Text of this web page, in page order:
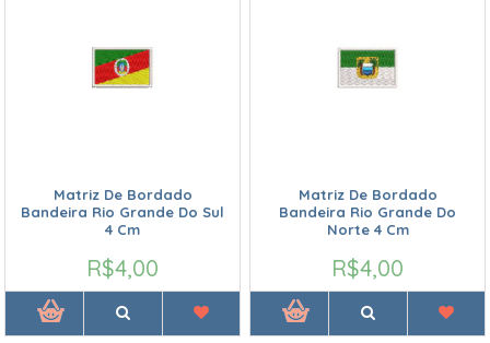
Matriz De Bordado
Bandeira Rio Grande Do Sul
4 Cm
R$4,00
Matriz De Bordado
Bandeira Rio Grande Do
Norte 4 Cm
R$4,00